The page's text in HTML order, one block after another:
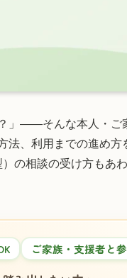
」——そんな本人・ご
法、利用までの進め
の相談の受け方もあ
ご家族・支援者と